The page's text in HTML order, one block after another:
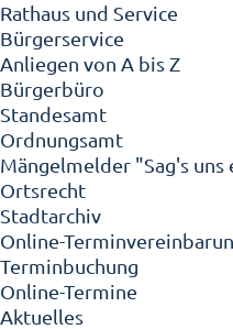
Rathaus und Service
Bürgerservice
Anliegen von A bis Z
Bürgerbüro
Standesamt
Ordnungsamt
Mängelmelder "Sag's uns
Ortsrecht
Stadtarchiv
Online-
Terminbuchung
Online-Termine
Aktuelles